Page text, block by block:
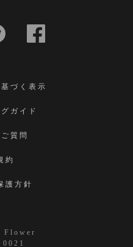
づく表示
ガイド
質問
約
護方針
Flower
0021